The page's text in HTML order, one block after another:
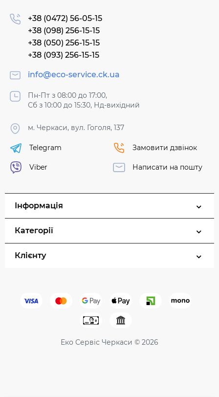
+38 (0472) 56-05-15
+38 (098) 256-15-15
+38 (050) 256-15-15
+38 (093) 256-15-15
info@eco-service.ck.ua
Пн-Пт з 08:00 до 17:00,
Сб з 10:00 до 15:30, Нд-вихідний
м. Черкаси, вул. Гоголя, 137
Telegram
Viber
Замовити дзвінок
Написати на пошту
Інформація
Категорії
Клієнту
Еко Сервіс Черкаси © 2026